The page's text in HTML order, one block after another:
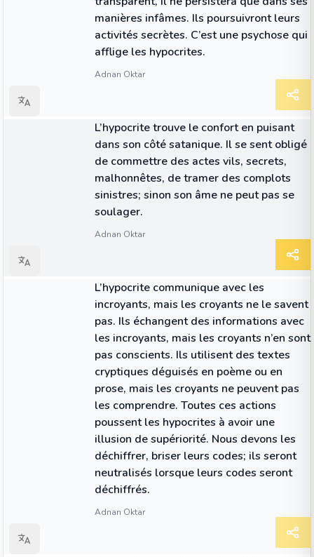
manières infâmes. Ils poursuivront leurs
activités secrètes. C’est une psychose qui
afflige les hypocrites.
Adnan Oktar
L’hypocrite trouve le confort en puisant
dans son côté satanique. Il se sent obligé
de commettre des actes vils, secrets,
malhonnêtes, de tramer des complots
sinistres; sinon son âme ne peut pas se
soulager.
Adnan Oktar
L’hypocrite communique avec les
incroyants, mais les croyants ne le savent
pas. Ils échangent des informations avec
les incroyants, mais les croyants n’en sont
pas conscients. Ils utilisent des textes
cryptiques déguisés en poème ou en
prose, mais les croyants ne peuvent pas
les comprendre. Toutes ces actions
poussent les hypocrites à avoir une
illusion de supériorité. Nous devons les
déchiffrer, briser leurs codes; ils seront
neutralisés lorsque leurs codes seront
déchiffrés.
Adnan Oktar